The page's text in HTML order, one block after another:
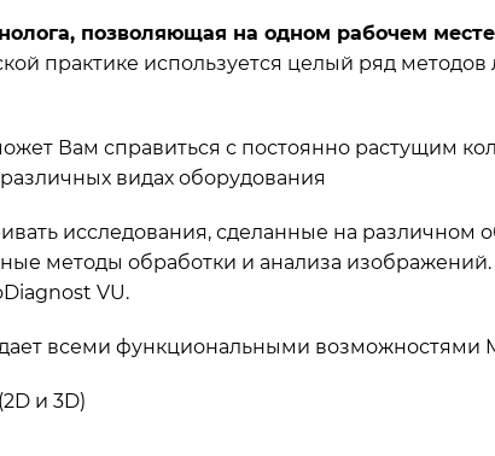
позволяющая на одном рабочем
практике используется целый ряд
Вам справиться с постоянно растущим
видах оборудования
исследования, сделанные на различном
методы обработки и анализа
VU.
всеми функциональными возможностями
и 3D)